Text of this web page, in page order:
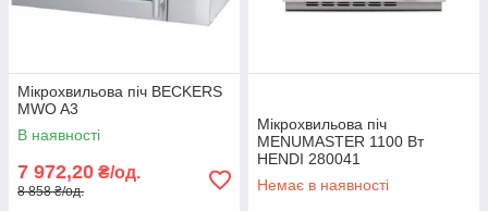
Мікрохвильова піч BECKERS
MWO A3
В наявності
7 972,20 ₴/од.
8 858 ₴/од.
Мікрохвильова піч
MENUMASTER 1100 Вт
HENDI 280041
Немає в наявності